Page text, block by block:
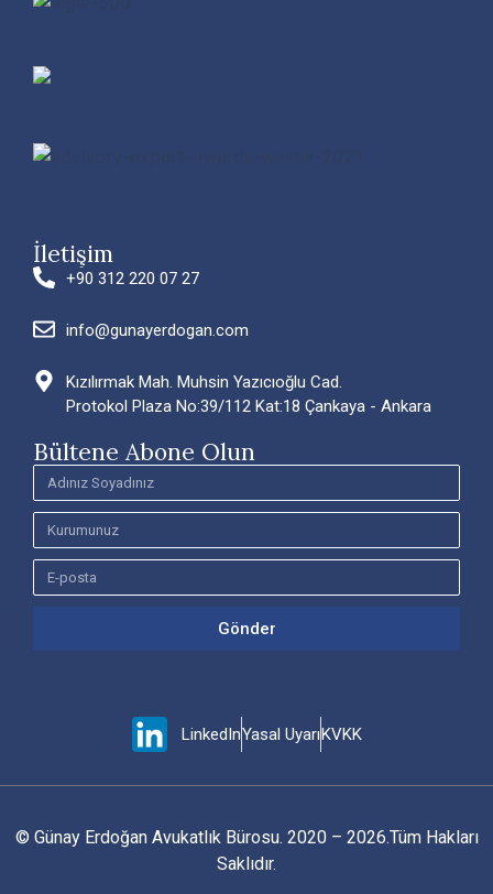
İletişim
+90 312 220 07 27
info@gunayerdogan.com
Kızılırmak Mah. Muhsin Yazıcıoğlu Cad.
Protokol Plaza No:39/112 Kat:18 Çankaya - Ankara
Bültene Abone Olun
Gönder
LinkedInYasal UyarıKVKK
© Günay Erdoğan Avukatlık Bürosu. 2020 – 2026.Tüm Hakları
Saklıdır.